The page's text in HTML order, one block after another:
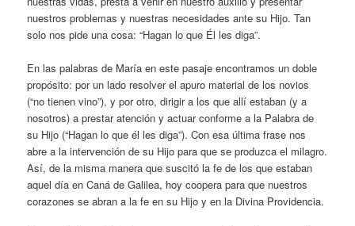
nuestros problemas y nuestras necesidades ante su Hijo. Tan
solo nos pide una cosa: “Hagan lo que Él les diga”.
En las palabras de María en este pasaje encontramos un doble
propósito: por un lado resolver el apuro material de los novios
(“no tienen vino”), y por otro, dirigir a los que allí estaban (y a
nosotros) a prestar atención y actuar conforme a la Palabra de
su Hijo (“Hagan lo que él les diga”). Con esa última frase nos
abre a la intervención de su Hijo para que se produzca el milagro.
Así, de la misma manera que suscitó la fe de los que estaban
aquel día en Caná de Galilea, hoy coopera para que nuestros
corazones se abran a la fe en su Hijo y en la Divina Providencia.